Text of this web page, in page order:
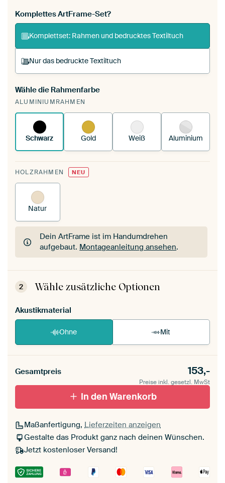
Komplettes ArtFrame-Set?
Komplettset: Rahmen und bedrucktes Textiltuch
Nur das bedruckte Textiltuch
Du spannst einen wechselbaren Textiltuch in
deinen vorhandenen ArtFrame™.
funktioniert es.
Wähle die Rahmenfarbe
ALUMINIUMRAHMEN
Schwarz Gold Weiß Aluminium
HOLZRAHMEN NEU
Natur
Dein ArtFrame ist im Handumdrehen
aufgebaut. Montageanleitung ansehen.
Dein ArtFrame ist im Handumdrehen
aufgebaut.Montageanleitung ansehen
2 Wähle zusätzliche Optionen
Akustikmaterial
Ohne Mit
Gesamtpreis 153,-
Preise inkl. gesetzl. MwSt
In den Warenkorb
Maßanfertigung, Lieferzeiten anzeigen
Gestalte das Produkt ganz nach deinen Wünschen.
Jetzt kostenloser Versand!